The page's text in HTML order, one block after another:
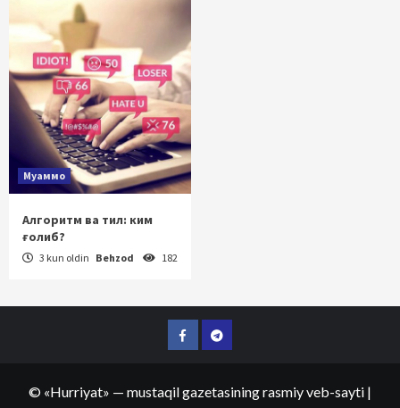
Муаммо
Алгоритм ва тил: ким
ғолиб?
3 kun oldin Behzod 182
FacebookTelegram
© «Hurriyat» — mustaqil gazetasining rasmiy veb-sayti |